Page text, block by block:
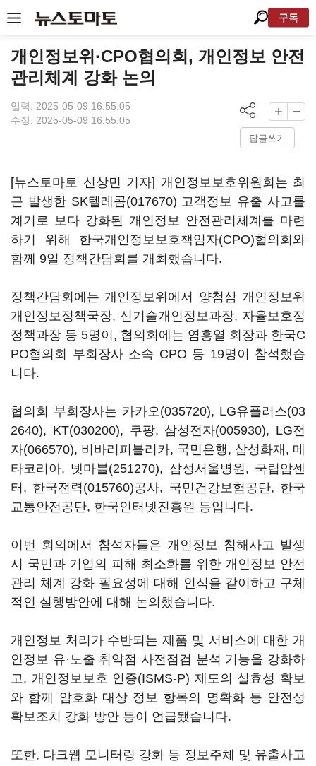
구독
개인정보위·CPO협의회, 개인정보 안전
관리체계 강화 논의
입력: 2025-05-09 16:55:05
수정: 2025-05-09 16:55:05
답글쓰기
[뉴스토마토 신상민 기자] 개인정보보호위원회는 최
근 발생한 SK텔레콤(017670) 고객정보 유출 사고를
계기로 보다 강화된 개인정보 안전관리체계를 마련
하기 위해 한국개인정보보호책임자(CPO)협의회와
함께 9일 정책간담회를 개최했습니다.
정책간담회에는 개인정보위에서 양첨삼 개인정보위
개인정보정책국장, 신기술개인정보과장, 자율보호정
정책과장 등 5명이, 협의회에는 염흥열 회장과 한국C
PO협의회 부회장사 소속 CPO 등 19명이 참석했습
니다.
협의회 부회장사는 카카오(035720), LG유플러스(03
2640), KT(030200), 쿠팡, 삼성전자(005930), LG전
자(066570), 비바리퍼블리카, 국민은행, 삼성화재, 메
타코리아, 넷마블(251270), 삼성서울병원, 국립암센
터, 한국전력(015760)공사, 국민건강보험공단, 한국
교통안전공단, 한국인터넷진흥원 등입니다.
이번 회의에서 참석자들은 개인정보 침해사고 발생
시 국민과 기업의 피해 최소화를 위한 개인정보 안전
관리 체계 강화 필요성에 대해 인식을 같이하고 구체
적인 실행방안에 대해 논의했습니다.
개인정보 처리가 수반되는 제품 및 서비스에 대한 개
인정보 유·노출 취약점 사전점검 분석 기능을 강화하
고, 개인정보보호 인증(ISMS-P) 제도의 실효성 확보
와 함께 암호화 대상 정보 항목의 명확화 등 안전성
확보조치 강화 방안 등이 언급됐습니다.
또한, 다크웹 모니터링 강화 등 정보주체 및 유출사고